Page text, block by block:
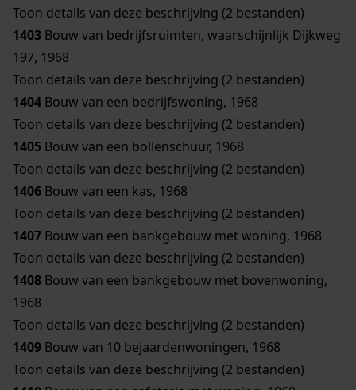
Toon details van deze beschrijving (2 bestanden)
1403 Bouw van bedrijfsruimten, waarschijnlijk Dijkweg
197, 1968
Toon details van deze beschrijving (2 bestanden)
1404 Bouw van een bedrijfswoning, 1968
Toon details van deze beschrijving (2 bestanden)
1405 Bouw van een bollenschuur, 1968
Toon details van deze beschrijving (2 bestanden)
1406 Bouw van een kas, 1968
Toon details van deze beschrijving (2 bestanden)
1407 Bouw van een bankgebouw met woning, 1968
Toon details van deze beschrijving (2 bestanden)
1408 Bouw van een bankgebouw met bovenwoning,
1968
Toon details van deze beschrijving (2 bestanden)
1409 Bouw van 10 bejaardenwoningen, 1968
Toon details van deze beschrijving (2 bestanden)